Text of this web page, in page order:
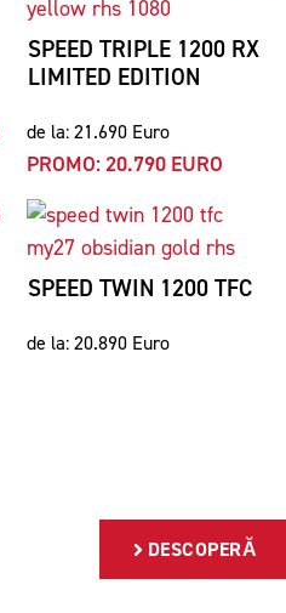
SPEED TRIPLE 1200 RX
LIMITED EDITION
de la: 21.690 Euro
PROMO: 20.790 EURO
SPEED TWIN 1200 TFC
de la: 20.890 Euro
DESCOPERĂ